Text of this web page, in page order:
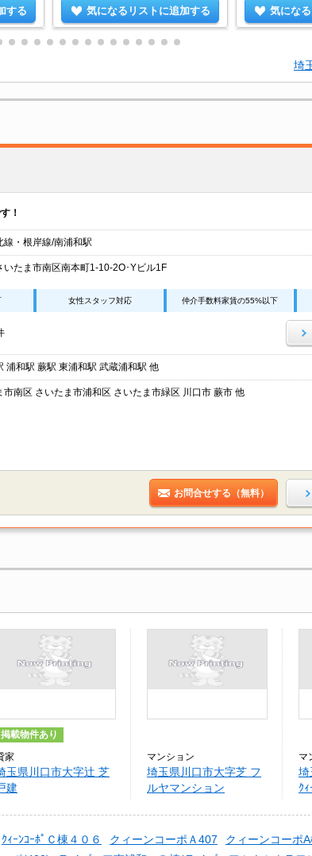
する 気になるリストに追加する 気にな
埼
！
線・根岸線/南浦和駅
いたま市南区南本町1-10-2O･Yビル1F
女性スタッフ対応 仲介手数料家賃の55%以下
浦和駅 蕨駅 東浦和駅 武蔵浦和駅 他
市南区 さいたま市浦和区 さいたま市緑区 川口市 蕨市 他
お問合せする（無料）
掲載物件あり
家
玉県川口市大字辻 芝
建
マンション
埼玉県川口市大字芝 フ
ルヤマンション
マ
埼
ｸ
ｸｨｰﾝｺｰﾎﾟＣ棟４０６ クィーンコーポＡ407
クィーンコーポ